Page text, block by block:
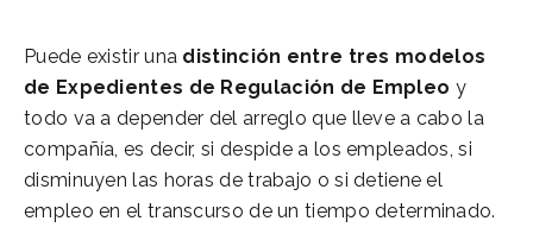
Puede existir una distinción entre tres modelos
de Expedientes de Regulación de Empleo y
todo va a depender del arreglo que lleve a cabo la
compañía, es decir, si despide a los empleados, si
disminuyen las horas de trabajo o si detiene el
empleo en el transcurso de un tiempo determinado.